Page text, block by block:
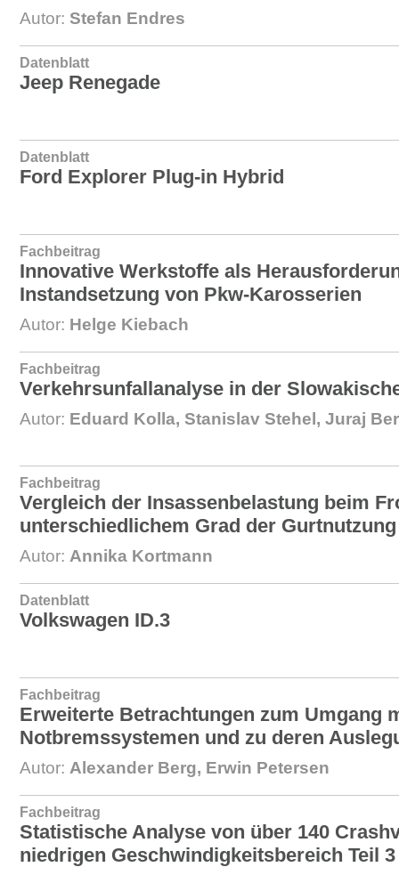
Autor: Stefan Endres
Datenblatt
Jeep Renegade
Datenblatt
Ford Explorer Plug-in Hybrid
Fachbeitrag
Innovative Werkstoffe als
Instandsetzung von Pkw-Karosserien
Autor: Helge Kiebach
Fachbeitrag
Verkehrsunfallanalyse in der
Autor: Eduard Kolla, Stanislav Stehel, Juraj
Fachbeitrag
Vergleich der Insassenbelastung beim
unterschiedlichem Grad der Gurtnutzung
Autor: Annika Kortmann
Datenblatt
Volkswagen ID.3
Fachbeitrag
Erweiterte Betrachtungen zum Umgang
Notbremssystemen und zu deren
Autor: Alexander Berg, Erwin Petersen
Fachbeitrag
Statistische Analyse von über 140
niedrigen Geschwindigkeitsbereich Teil 3